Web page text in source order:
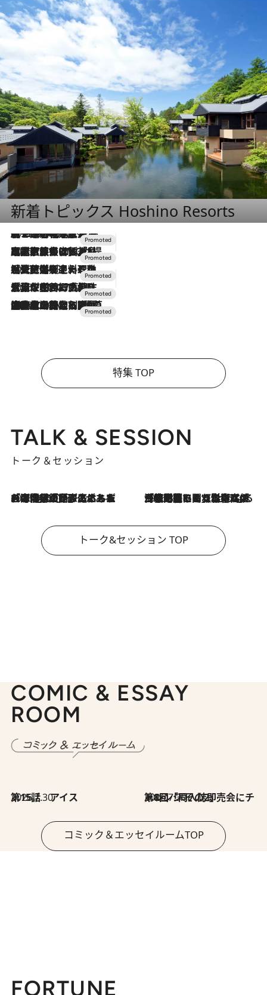
新着トピックス Hoshino Resorts
2026.8.7
【トンボの足水浴】ヒノキの香りに包まれて涼感マックス！約13℃の湧水かけ流しを避暑地「星野温泉 トンボの湯」で体験
2026.7.31
【ホテル帰省】という選択肢をOMOが提案。家族とほどよい距離を保つには「昼は実家、夜は気兼ねなくホテルで！」
2026.7.24
【夏限定ディナーコース】旬を迎える稚鮎や花ズッキーニなどをイタリア・トスカーナの郷土料理の手法で満喫！
2026.7.17
「土佐和ハーブかき氷」がOMO7高知に登場！生姜、山椒、大葉など目にも舌にも涼を呼ぶ郷土の味
2026.7.10
NEW OPEN！【界 草津】名湯の地に誕生。趣の異なる2種の温泉と上州ならではの会席・蕎麦割烹など美食を味わう究極の癒やし旅
特集 TOP
TALK & SESSION
トーク＆セッション
2026.8.3
「今後値上げがあるとすれば…」「リスクがあるのは今年の冬」エネルギー専門家が語る、ホルムズ海峡封鎖が家庭にもたらす“ある心配” 2026.8.3
「住宅建てられない…」「サーチャージ料の高値が続いている」ホルムズ海峡封鎖による影響はいつまで続く？《エネルギー専門家に聞く“どうなる日本の暮らし”》
トーク&セッション TOP
COMIC & ESSAY
ROOM
2026.7.30
第15話 アイス 2026.7.30
第8回「同人誌即売会にチャレンジ その2」
コミック＆エッセイルームTOP
FORTUNE